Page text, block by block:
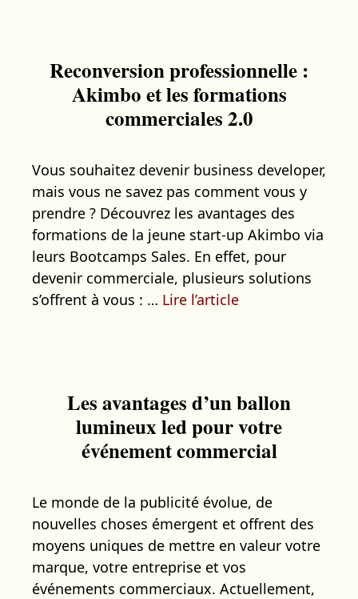
Reconversion professionnelle :
Akimbo et les formations
commerciales 2.0
Vous souhaitez devenir business developer,
mais vous ne savez pas comment vous y
prendre ? Découvrez les avantages des
formations de la jeune start-up Akimbo via
leurs Bootcamps Sales. En effet, pour
devenir commerciale, plusieurs solutions
s’offrent à vous : … Lire l’article
Les avantages d’un ballon
lumineux led pour votre
événement commercial
Le monde de la publicité évolue, de
nouvelles choses émergent et offrent des
moyens uniques de mettre en valeur votre
marque, votre entreprise et vos
événements commerciaux. Actuellement,